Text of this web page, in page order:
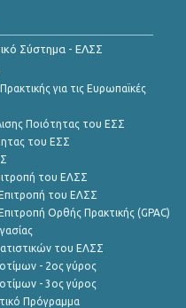
Σύστημα - ΕΛΣΣ
για τις Ευρωπαϊκές
Ποιότητας του ΕΣΣ
του ΕΣΣ
του ΕΛΣΣ
του ΕΛΣΣ
Ορθής Πρακτικής (GPAC)
του ΕΛΣΣ
- 2ος γύρος
- 3ος γύρος
Πρόγραμμα